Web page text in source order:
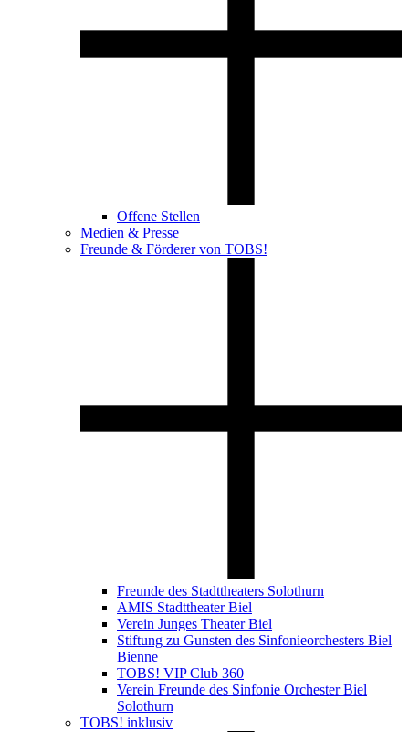
Offene Stellen
Medien & Presse
Freunde & Förderer von TOBS!
Freunde des Stadttheaters Solothurn
AMIS Stadttheater Biel
Verein Junges Theater Biel
Stiftung zu Gunsten des Sinfonieorchesters Biel
Bienne
TOBS! VIP Club 360
Verein Freunde des Sinfonie Orchester Biel
Solothurn
TOBS! inklusiv